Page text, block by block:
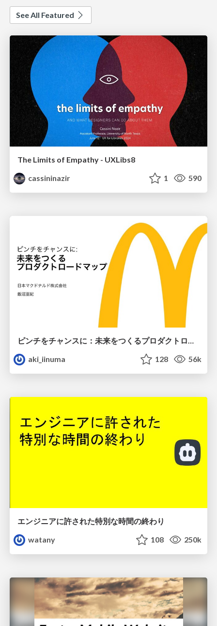
See All Featured
The Limits of Empathy - UXLibs8
cassininazir
1 590
ピンチをチャンスに：未来をつくるプロダクトロードマップ #pmconf2020
aki_iinuma
128 56k
エンジニアに許された特別な時間の終わり
watany
108 250k